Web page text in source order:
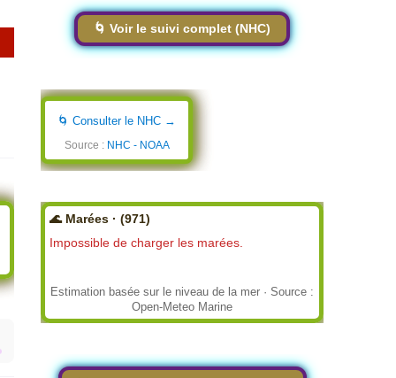
🌀 Voir le suivi complet (NHC)
🌀 Consulter le NHC →
Source : NHC - NOAA
🌊 Marées · (971)
Impossible de charger les marées.
Estimation basée sur le niveau de la mer · Source :
Open-Meteo Marine